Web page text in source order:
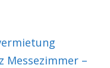
Messezimmer –